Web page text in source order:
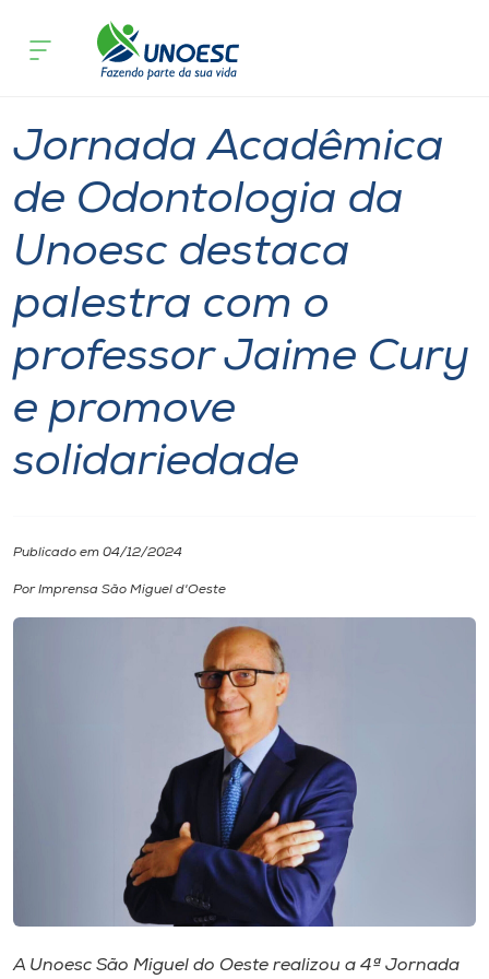
Cursos
Pesquisa
Atendimento ao Estudante
Portal de Ensino
A
Unoesc
Internacionalização
Diplomados
Rádio
Notícia de evento
Jornada Acadêmica
de Odontologia da
Unoesc destaca
palestra com o
professor Jaime Cury
e promove
solidariedade
Publicado em 04/12/2024
Por Imprensa São Miguel d'Oeste
A Unoesc São Miguel do Oeste realizou a 4ª Jornada